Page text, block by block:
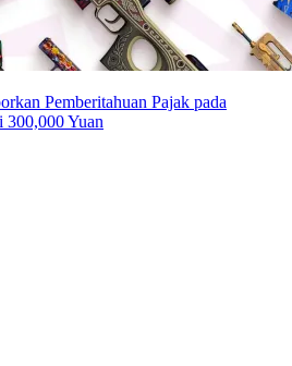
Pemberitahuan Pajak pada
300,000 Yuan